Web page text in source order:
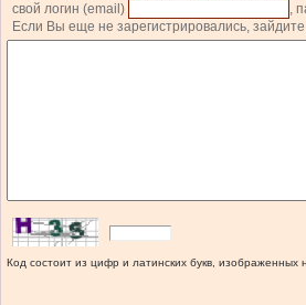
свой логин (email)
,
Если Вы еще не зарегистрировались,
Код состоит из цифр и латинских букв, изображенных